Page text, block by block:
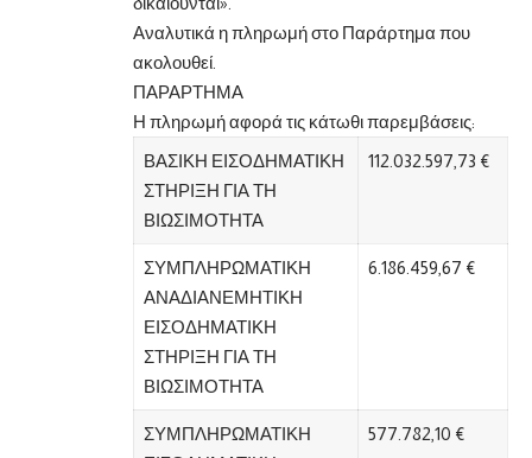
Αναλυτικά η πληρωμή στο Παράρτημα που
ακολουθεί.
ΠΑΡΑΡΤΗΜΑ
Η πληρωμή αφορά τις κάτωθι παρεμβάσεις:
ΒΑΣΙΚΗ ΕΙΣΟΔΗΜΑΤΙΚΗ
ΣΤΗΡΙΞΗ ΓΙΑ ΤΗ
ΒΙΩΣΙΜΟΤΗΤΑ
112.032.597,73 €
ΣΥΜΠΛΗΡΩΜΑΤΙΚΗ
ΑΝΑΔΙΑΝΕΜΗΤΙΚΗ
ΕΙΣΟΔΗΜΑΤΙΚΗ
ΣΤΗΡΙΞΗ ΓΙΑ ΤΗ
ΒΙΩΣΙΜΟΤΗΤΑ
6.186.459,67 €
ΣΥΜΠΛΗΡΩΜΑΤΙΚΗ
577.782,10 €